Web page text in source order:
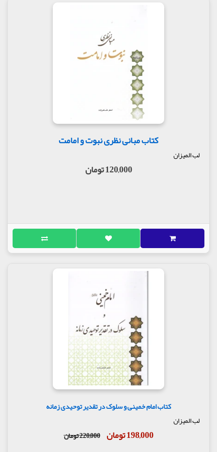
کتاب مبانی نظری نبوت و امامت
لب المیزان
120,000 تومان
کتاب امام خمینی و سلوک در تقدیر توحیدی زمانه
لب المیزان
198,000 تومان 220,000 تومان